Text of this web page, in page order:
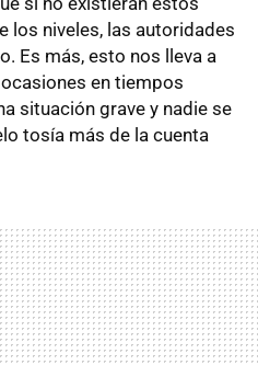
los niveles, las autoridades
Es más, esto nos lleva a
en tiempos
situación grave y nadie se
tosía más de la cuenta